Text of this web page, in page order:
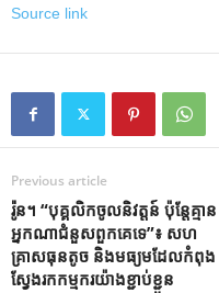
Source link
Previous article
រ៉ូន។ “បុគ្គលិកចូលនិវត្តន៍ ប៉ុន្តែគ្មាន
អ្នកណាជំនួសពួកគេទេ”៖ សហ
គ្រាសធុនតូច និងមធ្យមដែលកំពុង
ស្វែងរកកម្មករយ៉ាងខ្ជាប់ខ្ជួន